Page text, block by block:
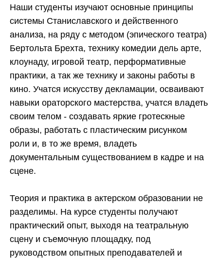
Наши студенты изучают основные принципы
системы Станиславского и действенного
анализа, на ряду с методом (эпического театра)
Бертольта Брехта, технику комедии дель арте,
клоунаду, игровой театр, перформативные
практики, а так же технику и законы работы в
кино. Учатся искусству декламации, осваивают
навыки ораторского мастерства, учатся владеть
своим телом - создавать яркие гротескные
образы, работать с пластическим рисунком
роли и, в то же время, владеть
документальным существованием в кадре и на
сцене.
Теория и практика в актерском образовании не
разделимы. На курсе студенты получают
практический опыт, выходя на театральную
сцену и съемочную площадку, под
руководством опытных преподавателей и